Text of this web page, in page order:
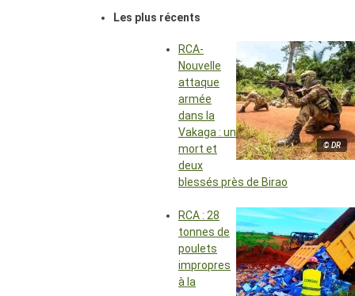
Les plus récents
© DR
RCA-
Nouvelle
attaque
armée
dans la
Vakaga : un
mort et
deux
blessés près de Birao
RCA : 28
tonnes de
poulets
impropres
à la